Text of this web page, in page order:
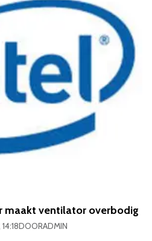
maakt ventilator overbodig
DOORADMIN